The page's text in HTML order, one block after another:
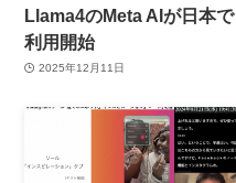
Llama4のMeta AIが日本で
利用開始
2025年12月11日